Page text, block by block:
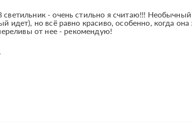
- очень стильно я считаю!!!
идет), но всё равно красиво, особенно, когда
от нее - рекомендую!